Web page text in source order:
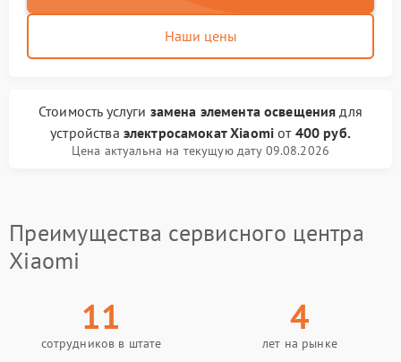
Наши цены
Стоимость услуги замена элемента освещения для
устройства электросамокат Xiaomi от 400 руб.
Цена актуальна на текущую дату 09.08.2026
Преимущества сервисного центра
Xiaomi
11
сотрудников в штате
4
лет на рынке